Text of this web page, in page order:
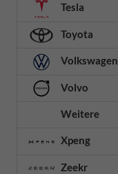
Tesla
Toyota
Volkswagen
Volvo
Weitere
Xpeng
Zeekr